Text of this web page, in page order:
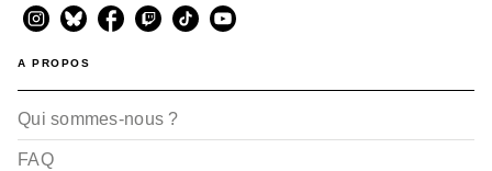
A PROPOS
Qui sommes-nous ?
FAQ